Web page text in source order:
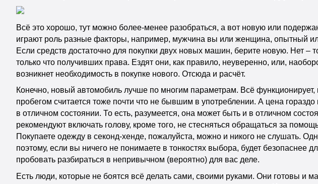
Всё это хорошо, тут можно более-менее разобраться, а вот новую или
играют роль разные факторы, например, мужчина вы или женщина, опытный
Если средств достаточно для покупки двух новых машин, берите новую. Нет –
только что получивших права. Ездят они, как правило, неуверенно, или,
возникнет необходимость в покупке нового. Отсюда и расчёт.
Конечно, новый автомобиль лучше по многим параметрам. Всё
пробегом считается тоже почти что не бывшим в употреблении. А цена
в отличном состоянии. То есть, разумеется, она может быть и в отличном
рекомендуют включать голову, кроме того, не стесняться обращаться за
Покупаете одежду в секонд-хенде, пожалуйста, можно и никого не слушать.
поэтому, если вы ничего не понимаете в тонкостях выбора, будет безопаснее
пробовать разбираться в непривычном (вероятно) для вас деле.
Есть люди, которые не боятся всё делать сами, своими руками. Они готовы и